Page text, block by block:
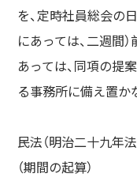
を、定時社員総会の
にあっては、二週間
あっては、同項の提
る事務所に備え置か
民法（明治二十九年
（期間の起算）